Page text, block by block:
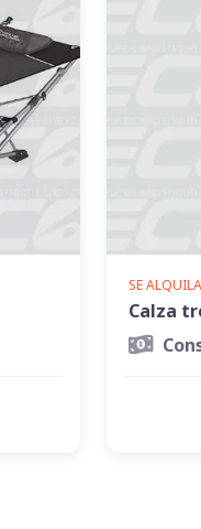
SE ALQUILA
Calza